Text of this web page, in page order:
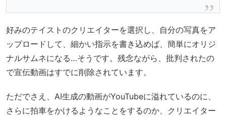
好みのテイストのクリエイターを選択し、自分の写真をア
ップロードして、細かい指示を書き込めば、簡単にオリジ
ナルサムネになる…そうです。残念ながら、批判されたの
で宣伝動画はすでに削除されています。
ただでさえ、AI生成の動画がYouTubeに溢れているのに、
さらに拍車をかけるようなことをするのか、クリエイター